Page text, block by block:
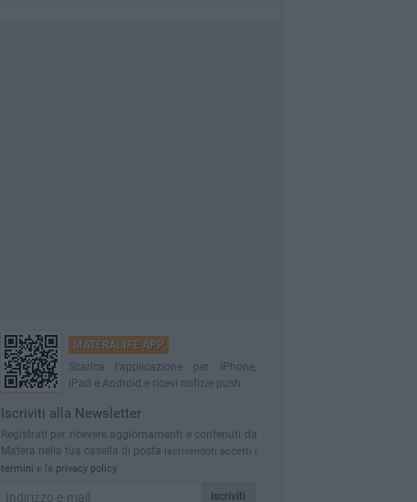
MATERALIFE APP
Scarica l'applicazione per iPhone,
iPad e Android e ricevi notizie push
Iscriviti alla Newsletter
Registrati per ricevere aggiornamenti e contenuti da
Matera nella tua casella di posta Iscrivendoti accetti i
termini e la privacy policy
Iscriviti